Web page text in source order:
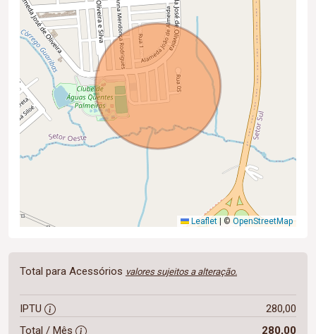
Leaflet | © OpenStreetMap
Total para Acessórios valores sujeitos a alteração.
IPTU
280,00
Total / Mês
280,00